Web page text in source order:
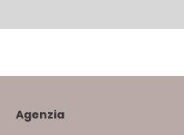
Agenzia